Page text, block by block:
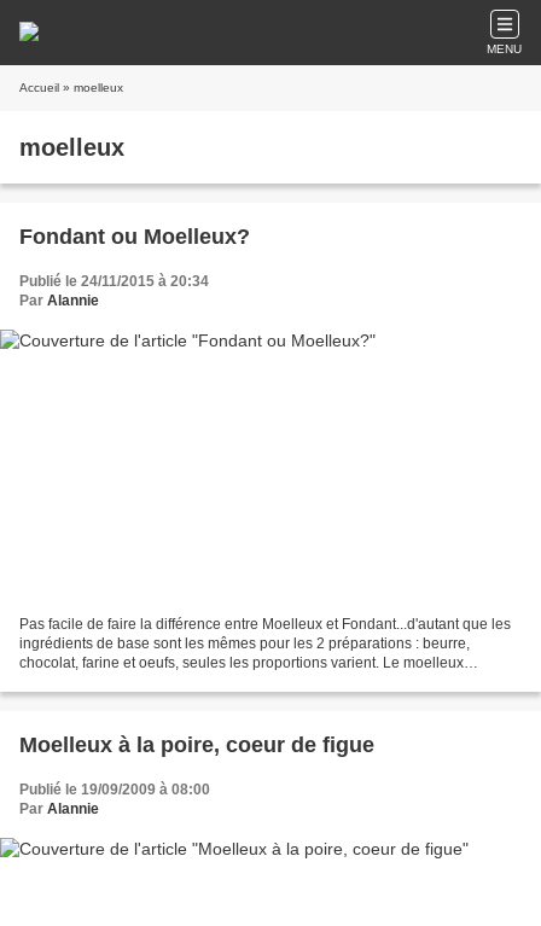
MENU
Accueil » moelleux
moelleux
Fondant ou Moelleux?
Publié le 24/11/2015 à 20:34
Par Alannie
Pas facile de faire la différence entre Moelleux et Fondant...d'autant que les
ingrédients de base sont les mêmes pour les 2 préparations : beurre,
chocolat, farine et oeufs, seules les proportions varient. Le moelleux
Moelleux à la poire, coeur de figue
Publié le 19/09/2009 à 08:00
Par Alannie